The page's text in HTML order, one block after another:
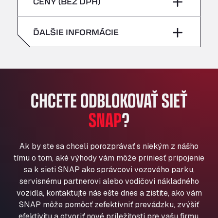
Klaverbladstaat 21, 3560
American Truck Wash
Andamur La Junquera
AP7 Salida 2, C/ Bassegoda, 4, 17700
Andamur Pamplona
Andamur San Roman II
Aut A1 Exit 385, 01207
Anglia Motel
Washway Road, PE12 8LT
Anpol Sp. z o.o.
Ul. Torunska 147, 85884
nedeľa –
nedeľa –
ĎALŠIE INFORMÁCIE
CHCETE ODBLOKOVAŤ SIEŤ
SNAP?
Ak by ste sa chceli porozprávať s niekým z nášho
tímu o tom, aké výhody vám môže priniesť pripojenie
sa k sieti SNAP ako správcovi vozového parku,
servisnému partnerovi alebo vodičovi nákladného
vozidla, kontaktujte nás ešte dnes a zistite, ako vám
SNAP môže pomôcť zefektívniť prevádzku, zvýšiť